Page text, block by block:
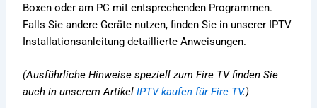
Boxen oder am PC mit entsprechenden Programmen.
Falls Sie andere Geräte nutzen, finden Sie in unserer IPTV
Installationsanleitung detaillierte Anweisungen.
(Ausführliche Hinweise speziell zum Fire TV finden Sie
auch in unserem ArtikelIPTV kaufen für Fire TV.)